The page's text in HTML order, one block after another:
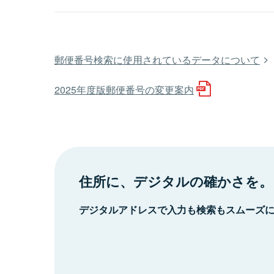
郵便番号検索に使用されているデータについて
2025年度版郵便番号の変更案内
住所に、デジタルの確かさを。
デジタルアドレスで入力も検索もスムーズ